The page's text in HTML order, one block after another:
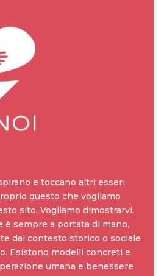
e toccano altri esseri
questo che vogliamo
sito. Vogliamo dimostrarvi,
è sempre a portata di mano,
dal contesto storico o sociale
Esistono modelli concreti e
umana e benessere